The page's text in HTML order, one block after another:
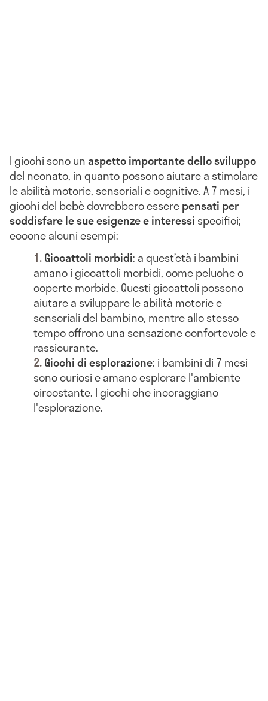
I giochi sono unaspetto importante dello sviluppo
del neonato, in quanto possono aiutare a stimolare
le abilità motorie, sensoriali e cognitive. A 7 mesi, i
giochi del bebè dovrebbero esserepensati per
soddisfare le sue esigenze e interessi specifici;
eccone alcuni esempi:
Giocattoli morbidi: a quest’età i bambini
amano i giocattoli morbidi, come peluche o
coperte morbide. Questi giocattoli possono
aiutare a sviluppare le abilità motorie e
sensoriali del bambino, mentre allo stesso
tempo offrono una sensazione confortevole e
rassicurante.
Giochi di esplorazione: i bambini di 7 mesi
sono curiosi e amano esplorare l'ambiente
circostante. I giochi che incoraggiano
l'esplorazione.